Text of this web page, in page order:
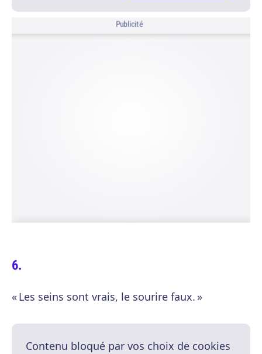
Publicité
« Les seins sont vrais, le sourire faux. »
Contenu bloqué par vos choix de cookies